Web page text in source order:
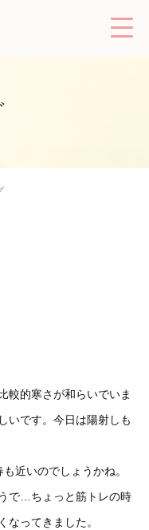
較的寒さが和らいでいま
いです。今日は陽射しも
近いのでしょうかね。
で…ちょっと筋トレの時
なってきました。